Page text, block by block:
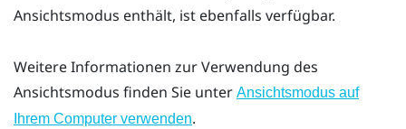
Ansichtsmodus enthält, ist ebenfalls verfügbar.
Weitere Informationen zur Verwendung des
Ansichtsmodus finden Sie unter Ansichtsmodus auf
Ihrem Computer verwenden.